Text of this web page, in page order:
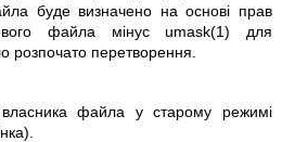
буде визначено на основі прав
файла мінусumask(1) для
розпочато перетворення.
файла у старому режимі